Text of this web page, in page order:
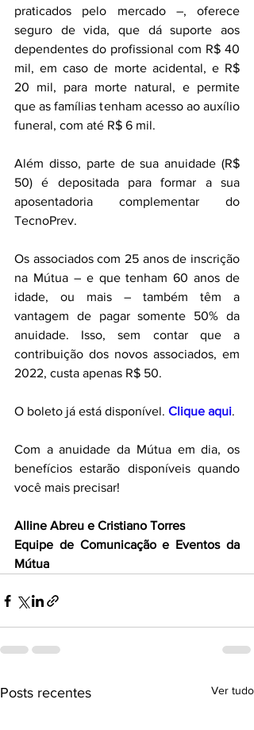
praticados pelo mercado –, oferece
seguro de vida, que dá suporte aos
dependentes do profissional com R$ 40
mil, em caso de morte acidental, e R$
20 mil, para morte natural, e permite
que as famílias tenham acesso ao auxílio
funeral, com até R$ 6 mil.
Além disso, parte de sua anuidade (R$
50) é depositada para formar a sua
aposentadoria complementar do
TecnoPrev.
Os associados com 25 anos de inscrição
na Mútua – e que tenham 60 anos de
idade, ou mais – também têm a
vantagem de pagar somente 50% da
anuidade. Isso, sem contar que a
contribuição dos novos associados, em
2022, custa apenas R$ 50.
O boleto já está disponível. Clique aqui.
Com a anuidade da Mútua em dia, os
benefícios estarão disponíveis quando
você mais precisar!
Alline Abreu e Cristiano Torres
Equipe de Comunicação e Eventos da
Mútua
Posts recentes Ver tudo